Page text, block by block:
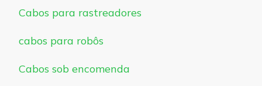
Cabos para rastreadores
cabos para robôs
Cabos sob encomenda